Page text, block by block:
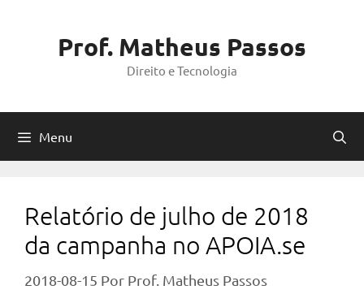
Prof. Matheus Passos
Direito e Tecnologia
Menu
Relatório de julho de 2018
da campanha no APOIA.se
2018-08-15 Por Prof. Matheus Passos